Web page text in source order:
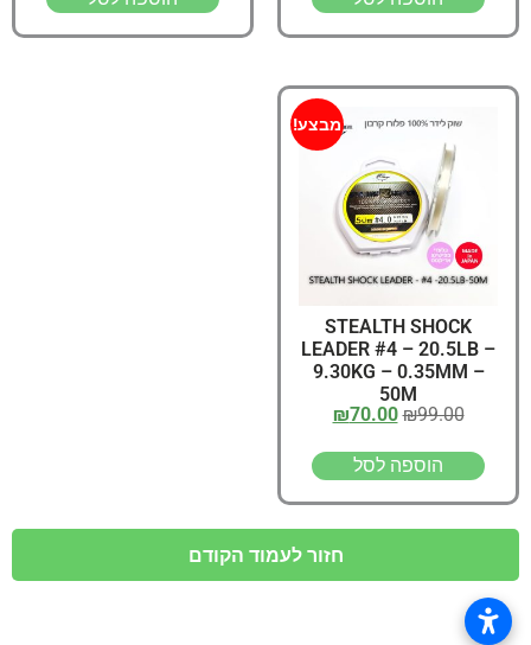
מבצע!
STEALTH SHOCK
LEADER #4 – 20.5LB –
9.30KG – 0.35MM –
50M
₪99.00
₪70.00
הוספה לסל
חזור לעמוד הקודם